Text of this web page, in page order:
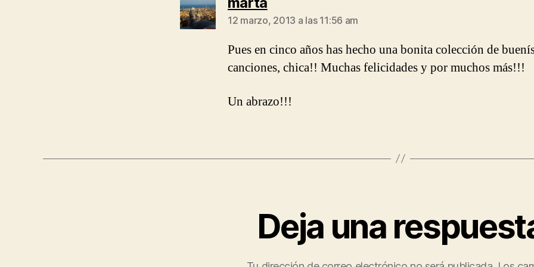
12 marzo, 2013 a las 11:56 am
Pues en cinco años has hecho una bonita colección de
canciones, chica!! Muchas felicidades y por muchos más!!!
Un abrazo!!!
Deja una